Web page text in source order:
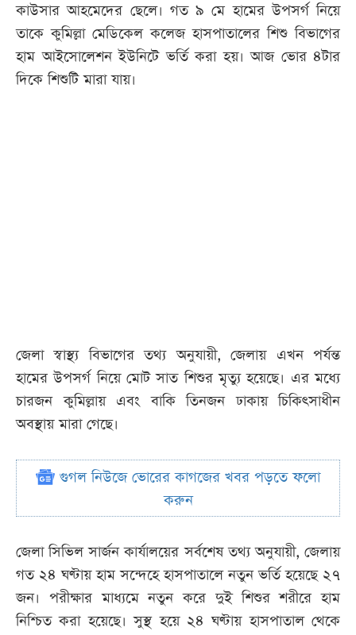
কাউসার আহমেদের ছেলে। গত ৯ মে হামের উপসর্গ নিয়ে
তাকে কুমিল্লা মেডিকেল কলেজ হাসপাতালের শিশু বিভাগের
হাম আইসোলেশন ইউনিটে ভর্তি করা হয়। আজ ভোর ৪টার
দিকে শিশুটি মারা যায়।
জেলা স্বাস্থ্য বিভাগের তথ্য অনুযায়ী, জেলায় এখন পর্যন্ত
হামের উপসর্গ নিয়ে মোট সাত শিশুর মৃত্যু হয়েছে। এর মধ্যে
চারজন কুমিল্লায় এবং বাকি তিনজন ঢাকায় চিকিৎসাধীন
অবস্থায় মারা গেছে।
গুগল নিউজে ভোরের কাগজের খবর পড়তে ফলো
করুন
জেলা সিভিল সার্জন কার্যালয়ের সর্বশেষ তথ্য অনুযায়ী, জেলায়
গত ২৪ ঘণ্টায় হাম সন্দেহে হাসপাতালে নতুন ভর্তি হয়েছে ২৭
জন। পরীক্ষার মাধ্যমে নতুন করে দুই শিশুর শরীরে হাম
নিশ্চিত করা হয়েছে। সুস্থ হয়ে ২৪ ঘণ্টায় হাসপাতাল থেকে